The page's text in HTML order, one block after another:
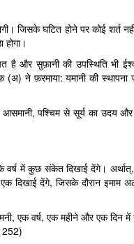
जिसके घटित होने पर कोई शर्त
है और सुफ़ानी की उपस्थिति भी
(अ) ने फ़रमाया: यमानी की
आसमानी, पश्चिम से सूर्य का उदय
में कुछ संकेत दिखाई देंगे।
देंगे, जिसके दौरान इमाम
एक वर्ष, एक महीने और एक दिन
252)